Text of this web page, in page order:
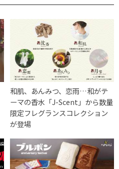
和肌、あんみつ、恋雨…和がテ
ーマの香水「J-Scent」から数量
限定フレグランスコレクション
が登場